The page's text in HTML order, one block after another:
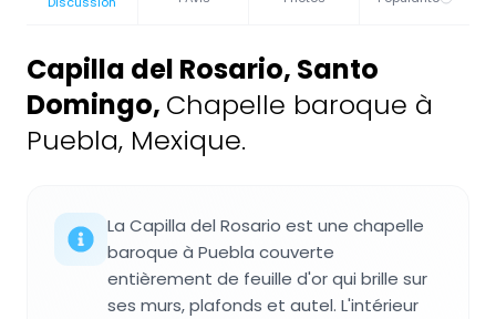
Capilla del Rosario, Santo
Domingo, Chapelle baroque à
Puebla, Mexique.
La Capilla del Rosario est une chapelle
baroque à Puebla couverte
entièrement de feuille d'or qui brille sur
ses murs, plafonds et autel. L'intérieur